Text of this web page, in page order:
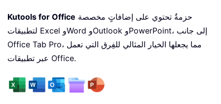
Kutools for Office
لتطبيقات Excel وWord وOutlook وPowerPoint، إلى جانب
Office Tab Pro، مما يجعلها الخيار المثالي للفِرق التي تعمل
عبر تطبيقات Office.